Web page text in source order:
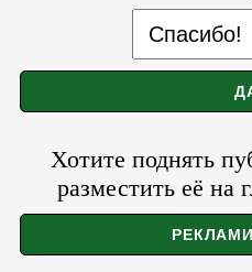
Хотите поднять
разместить её на